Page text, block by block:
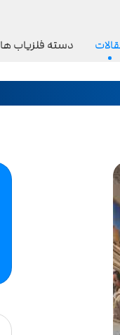
دسته فلزیاب ها